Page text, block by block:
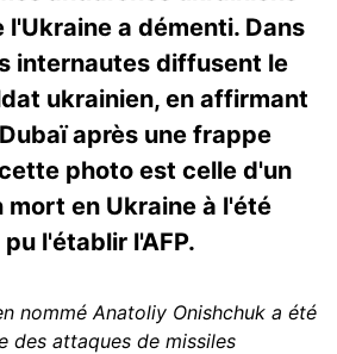
l'Ukraine a démenti. Dans
internautes diffusent le
ukrainien, en affirmant
après une frappe
photo est celle d'un
mort en Ukraine à l'été
l'établir l'AFP.
nommé Anatoliy Onishchuk a été
des attaques de missiles